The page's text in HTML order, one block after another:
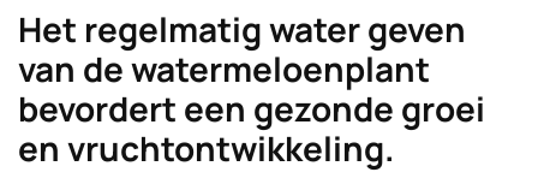
Het regelmatig water geven
van de watermeloenplant
bevordert een gezonde groei
en vruchtontwikkeling.